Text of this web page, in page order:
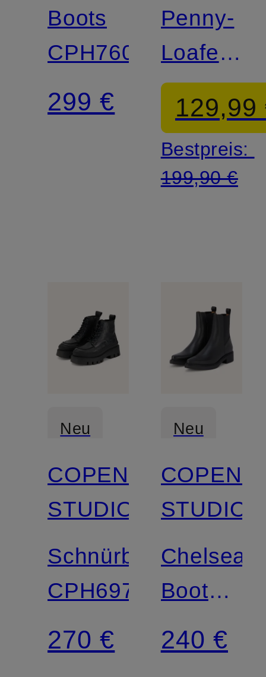
Boots
CPH760
299 €
Penny-
Loafer
CPH885
129,99
Bestpreis:
199,90 €
Neu
COPENHAGEN
STUDIOS
Schnürboots
CPH697
270 €
Neu
STUDIOS
Chelsea-
Boots
CPH301
240 €